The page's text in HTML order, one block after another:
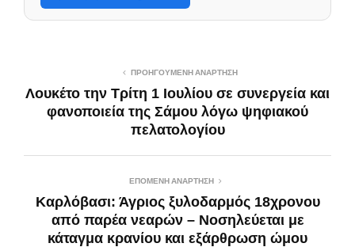
ΠΡΟΗΓΟΎΜΕΝΗ ΑΝΆΡΤΗΣΗ
Λουκέτο την Τρίτη 1 Ιουλίου σε συνεργεία και
φανοποιεία της Σάμου λόγω ψηφιακού
πελατολογίου
ΕΠΌΜΕΝΗ ΑΝΆΡΤΗΣΗ
Καρλόβασι: Άγριος ξυλοδαρμός 18χρονου
από παρέα νεαρών – Νοσηλεύεται με
κάταγμα κρανίου και εξάρθρωση ώμου